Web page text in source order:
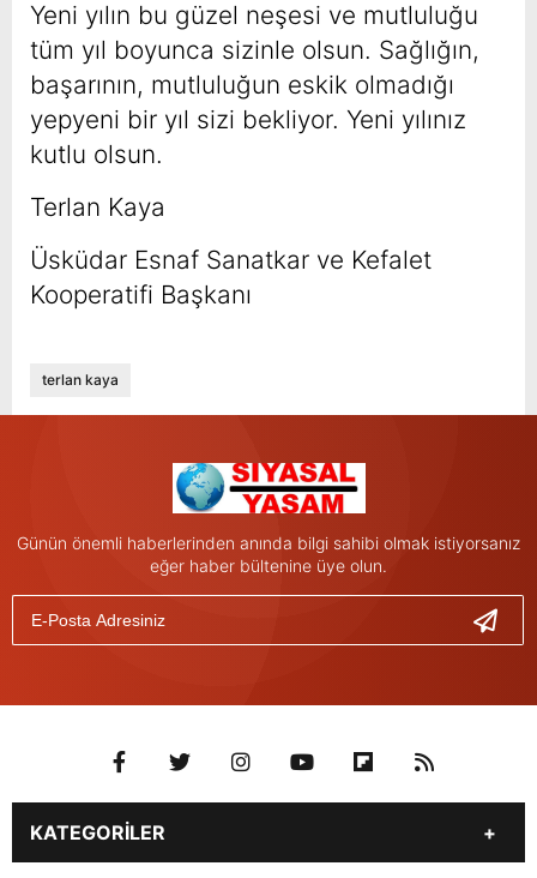
Yeni yılın bu güzel neşesi ve mutluluğu
tüm yıl boyunca sizinle olsun. Sağlığın,
başarının, mutluluğun eskik olmadığı
yepyeni bir yıl sizi bekliyor. Yeni yılınız
kutlu olsun.
Terlan Kaya
Üsküdar Esnaf Sanatkar ve Kefalet
Kooperatifi Başkanı
terlan kaya
Günün önemli haberlerinden anında bilgi sahibi olmak istiyorsanız
eğer haber bültenine üye olun.
KATEGORİLER